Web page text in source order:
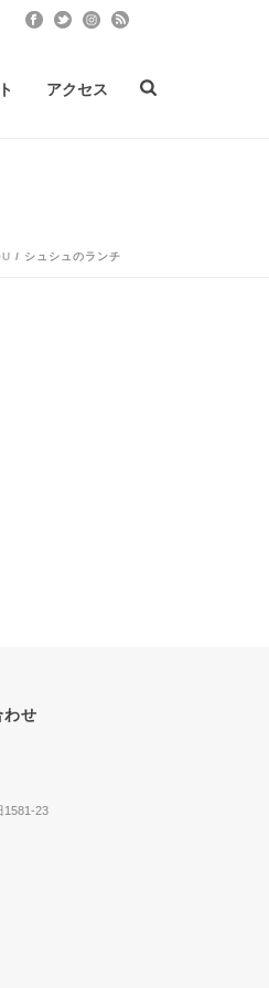
アクセス
/ シュシュのランチ
わせ
1581-23